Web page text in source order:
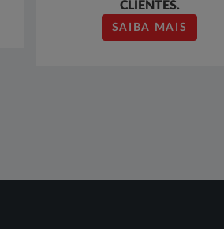
CLIENTES.
SAIBA MAIS